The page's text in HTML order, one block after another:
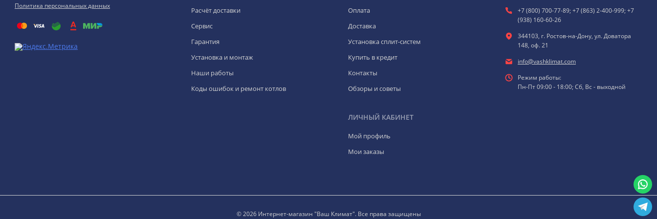
Политика персональных данных
Расчёт доставки
Сервис
Гарантия
Установка и монтаж
Наши работы
Коды ошибок и ремонт котлов
Оплата
Доставка
Установка сплит-систем
Купить в кредит
Контакты
Обзоры и советы
ЛИЧНЫЙ КАБИНЕТ
Мой профиль
Мои заказы
+7 (800) 700-77-89; +7 (863) 2-400-999; +7
(938) 160-60-26
344103, г. Ростов-на-Дону, ул. Доватора
148, оф. 21
info@vashklimat.com
Режим работы:
Пн-Пт 09:00 - 18:00; Сб, Вс - выходной
© 2026 Интернет-магазин "Ваш Климат". Все права защищены